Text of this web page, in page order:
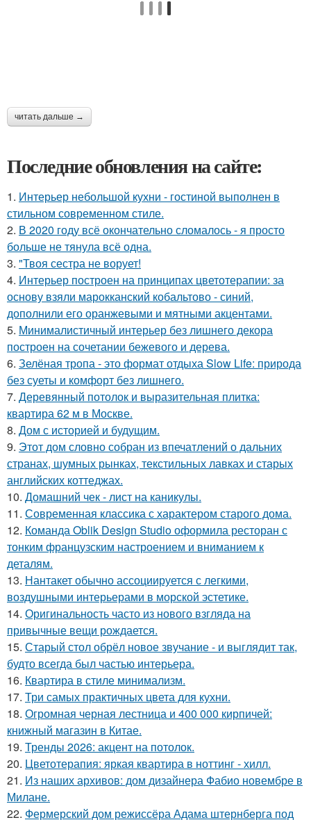
читать дальше →
Последние обновления на сайте:
1. Интерьер небольшой кухни - гостиной выполнен в
стильном современном стиле.
2. В 2020 году всё окончательно сломалось - я просто
больше не тянула всё одна.
3. "Твоя сестра не ворует!
4. Интерьер построен на принципах цветотерапии: за
основу взяли марокканский кобальтово - синий,
дополнили его оранжевыми и мятными акцентами.
5. Минималистичный интерьер без лишнего декора
построен на сочетании бежевого и дерева.
6. Зелёная тропа - это формат отдыха Slow Life: природа
без суеты и комфорт без лишнего.
7. Деревянный потолок и выразительная плитка:
квартира 62 м в Москве.
8. Дом с историей и будущим.
9. Этот дом словно собран из впечатлений о дальних
странах, шумных рынках, текстильных лавках и старых
английских коттеджах.
10. Домашний чек - лист на каникулы.
11. Современная классика с характером старого дома.
12. Команда Oblik Design Studio оформила ресторан с
тонким французским настроением и вниманием к
деталям.
13. Нантакет обычно ассоциируется с легкими,
воздушными интерьерами в морской эстетике.
14. Оригинальность часто из нового взгляда на
привычные вещи рождается.
15. Старый стол обрёл новое звучание - и выглядит так,
будто всегда был частью интерьера.
16. Квартира в стиле минимализм.
17. Три самых практичных цвета для кухни.
18. Огромная черная лестница и 400 000 кирпичей:
книжный магазин в Китае.
19. Тренды 2026: акцент на потолок.
20. Цветотерапия: яркая квартира в ноттинг - хилл.
21. Из наших архивов: дом дизайнера Фабио новембре в
Милане.
22. Фермерский дом режиссёра Адама штернберга под